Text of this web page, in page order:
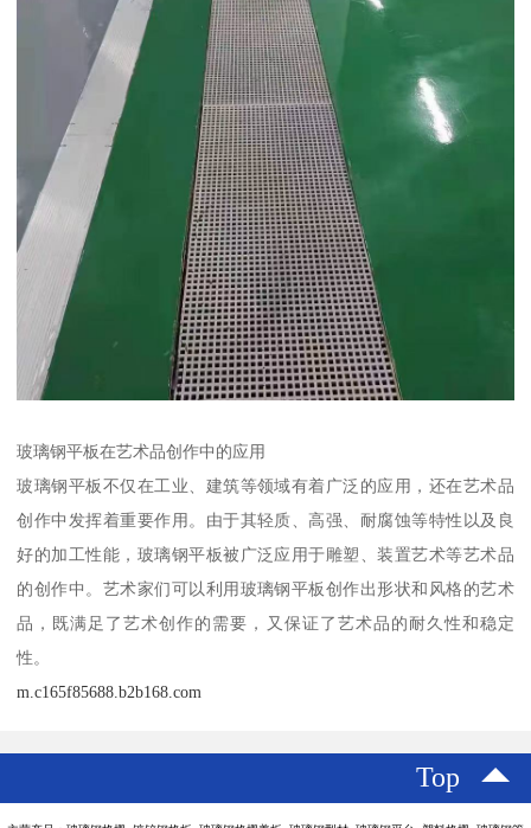
玻璃钢平板在艺术品创作中的应用
玻璃钢平板不仅在工业、建筑等领域有着广泛的应用，还在艺术品
创作中发挥着重要作用。由于其轻质、高强、耐腐蚀等特性以及良
好的加工性能，玻璃钢平板被广泛应用于雕塑、装置艺术等艺术品
的创作中。艺术家们可以利用玻璃钢平板创作出形状和风格的艺术
品，既满足了艺术创作的需要，又保证了艺术品的耐久性和稳定
性。
m.c165f85688.b2b168.com
Top